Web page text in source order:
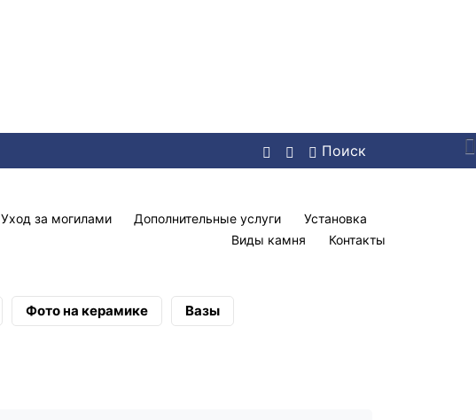
Поиск
Уход за могилами Дополнительные услуги
Установка
Виды камня
Контакты
Фото на керамике Вазы